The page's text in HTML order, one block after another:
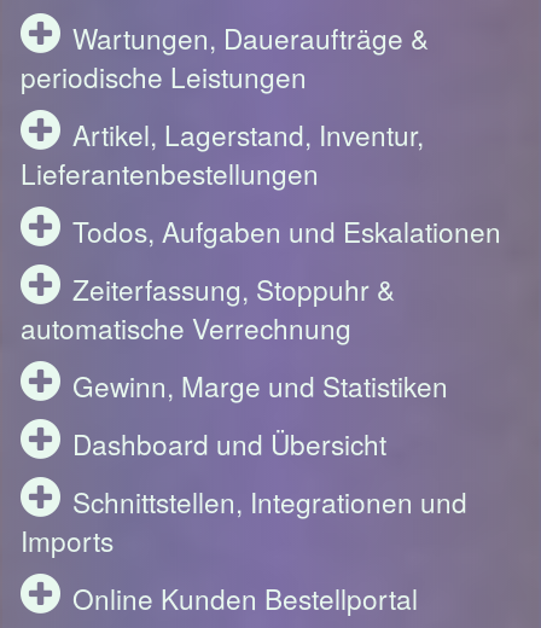
Wartungen, Daueraufträge &
periodische Leistungen
Artikel, Lagerstand, Inventur,
Lieferantenbestellungen
Todos, Aufgaben und Eskalationen
Zeiterfassung, Stoppuhr &
automatische Verrechnung
Gewinn, Marge und Statistiken
Dashboard und Übersicht
Schnittstellen, Integrationen und
Imports
Online Kunden Bestellportal